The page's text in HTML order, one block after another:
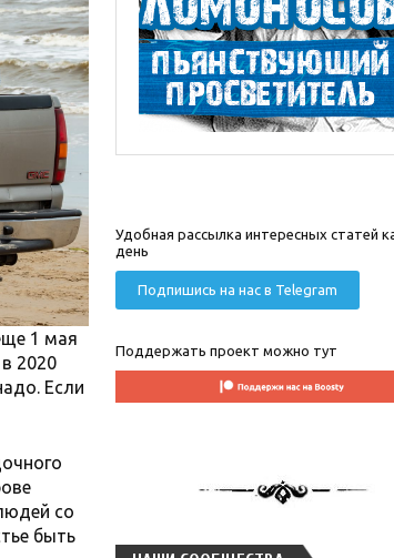
1 мая
2020
Если
со
быть
Удобная рассылка интересных статей
день
Подпишись на нас в Telegram
Поддержать проект можно тут